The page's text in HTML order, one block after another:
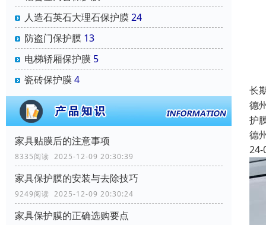
人造石英石大理石保护膜24
防盗门保护膜 13
电梯轿厢保护膜 5
瓷砖保护膜4
家具贴膜后的注意事项
8335阅读 2025-12-09 20:30:39
家具保护膜的安装与去除技巧
9249阅读 2025-12-09 20:30:24
家具保护膜的正确选购要点
长
德
护
德
24-